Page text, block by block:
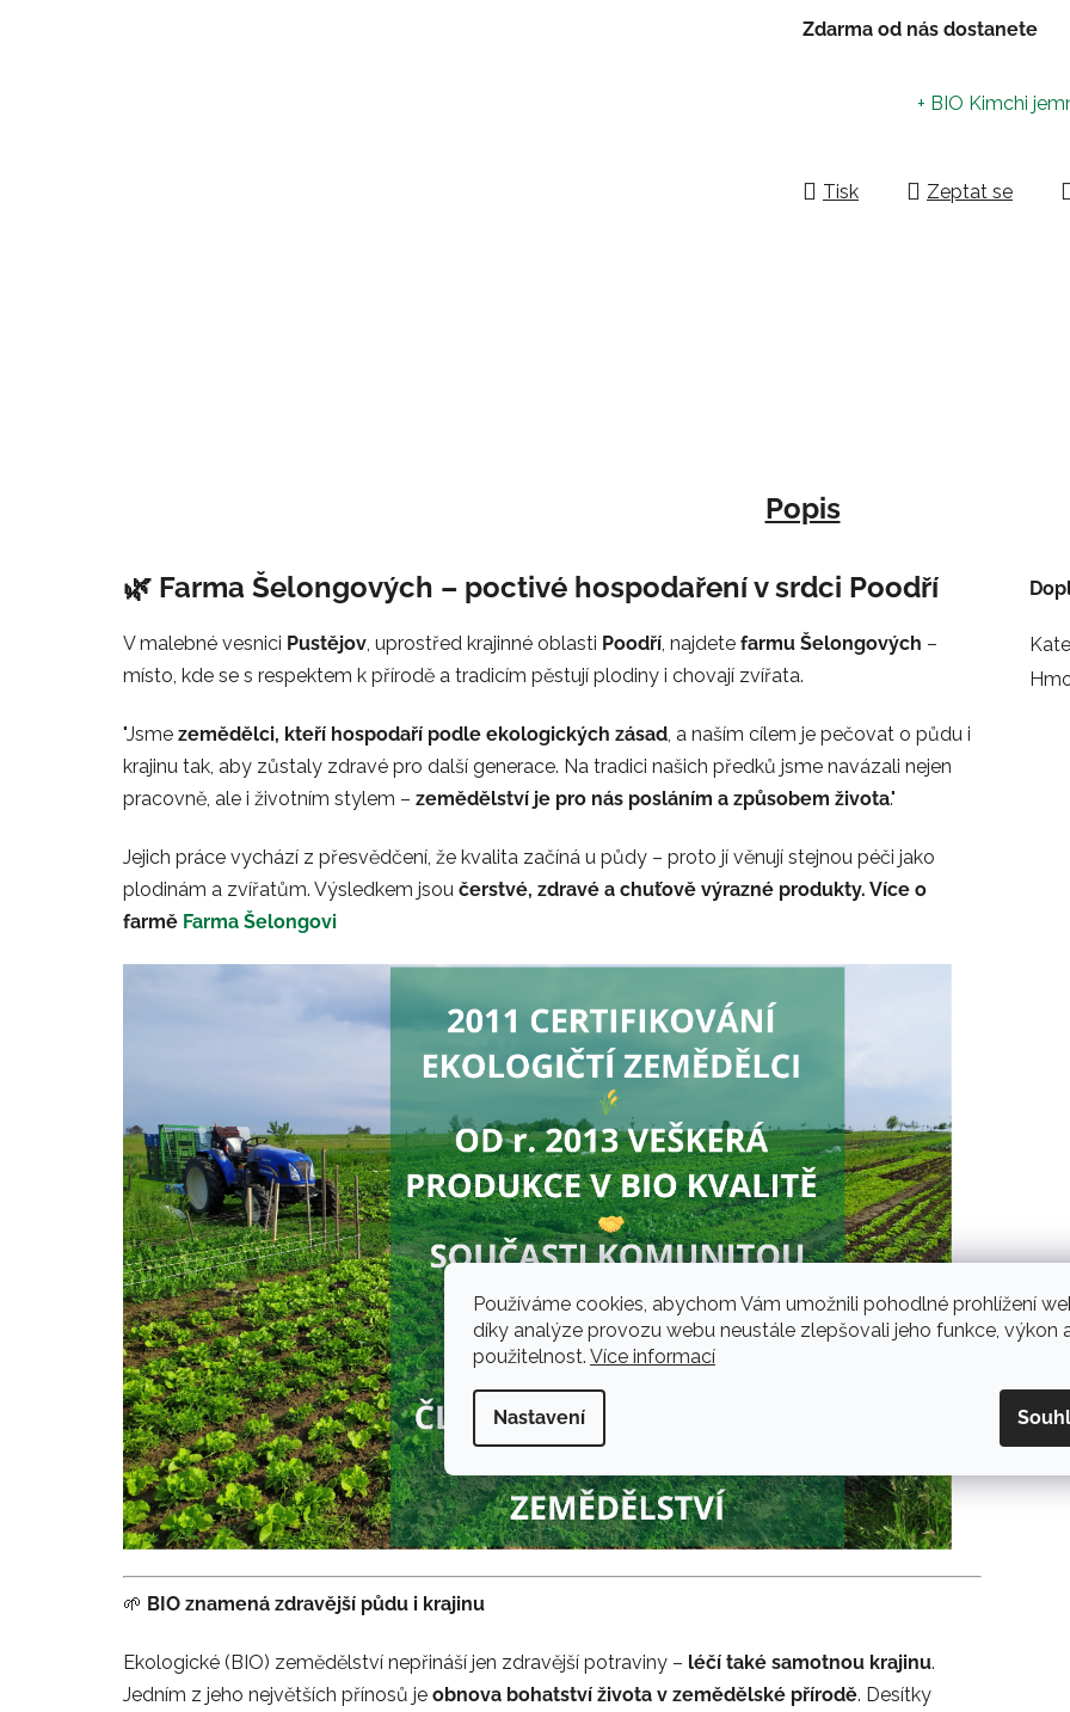
Používáme cookies, abychom Vám umožnili pohodlné prohlížení
díky analýze provozu webu neustále zlepšovali jeho funkce, výkon
použitelnost. Více informací
Nastavení
Zdarma od nás dostanete
+ BIO Kimchi
Tisk Zeptat se
Popis
🌿 Farma Šelongových – poctivé hospodaření v srdci Poodří
V malebné vesnici Pustějov , uprostřed krajinné oblasti Poodří , najdete farmu Šelongových –
místo, kde se s respektem k přírodě a tradicím pěstují plodiny i chovají zvířata.
"Jsme zemědělci, kteří hospodaří podle ekologických zásad , a naším cílem je pečovat o půdu i
krajinu tak, aby zůstaly zdravé pro další generace. Na tradici našich předků jsme navázali nejen
pracovně, ale i životním stylem – zemědělství je pro nás posláním a způsobem života."
Jejich práce vychází z přesvědčení, že kvalita začíná u půdy – proto jí věnují stejnou péči jako
plodinám a zvířatům. Výsledkem jsou čerstvé, zdravé a chuťově výrazné produkty. Více o
farmě Farma Šelongovi
🌱 BIO znamená zdravější půdu i krajinu
Ekologické (BIO) zemědělství nepřináší jen zdravější potraviny – léčí také samotnou krajinu.
Jedním z jeho největších přínosů je obnova bohatství života v zemědělské přírodě. Desítky